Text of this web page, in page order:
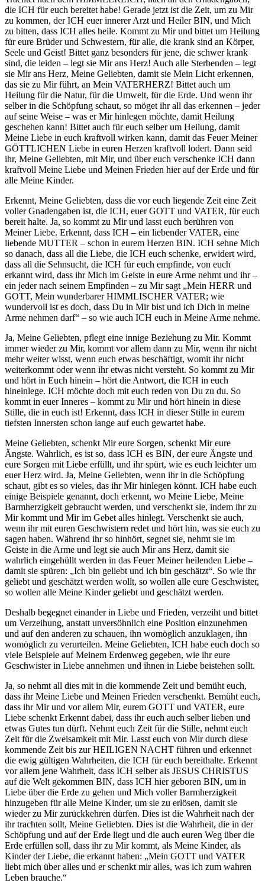
die ICH für euch bereitet habe! Gerade jetzt ist die Zeit, um zu Mir
zu kommen, der ICH euer innerer Arzt und Heiler BIN, und Mich
zu bitten, dass ICH alles heile. Kommt zu Mir und bittet um Heilung
für eure Brüder und Schwestern, für alle, die krank sind an Körper,
Seele und Geist! Bittet ganz besonders für jene, die schwer krank
sind, die leiden – legt sie Mir ans Herz! Auch alle Sterbenden – legt
sie Mir ans Herz, Meine Geliebten, damit sie Mein Licht erkennen,
das sie zu Mir führt, an Mein VATERHERZ! Bittet auch um
Heilung für die Natur, für die Umwelt, für die Erde. Und wenn ihr
selber in die Schöpfung schaut, so möget ihr all das erkennen – jeder
auf seine Weise – was er Mir hinlegen möchte, damit Heilung
geschehen kann! Bittet auch für euch selber um Heilung, damit
Meine Liebe in euch kraftvoll wirken kann, damit das Feuer Meiner
GÖTTLICHEN Liebe in euren Herzen kraftvoll lodert. Dann seid
ihr, Meine Geliebten, mit Mir, und über euch verschenke ICH dann
kraftvoll Meine Liebe und Meinen Frieden hier auf der Erde und für
alle Meine Kinder.
Erkennt, Meine Geliebten, dass die vor euch liegende Zeit eine Zeit
voller Gnadengaben ist, die ICH, euer GOTT und VATER, für euch
bereit halte. Ja, so kommt zu Mir und lasst euch berühren von
Meiner Liebe. Erkennt, dass ICH – ein liebender VATER, eine
liebende MUTTER – schon in eurem Herzen BIN. ICH sehne Mich
so danach, dass all die Liebe, die ICH euch schenke, erwidert wird,
dass all die Sehnsucht, die ICH für euch empfinde, von euch
erkannt wird, dass ihr Mich im Geiste in eure Arme nehmt und ihr –
ein jeder nach seinem Empfinden – zu Mir sagt „Mein HERR und
GOTT, Mein wunderbarer HIMMLISCHER VATER; wie
wundervoll ist es doch, dass Du in Mir bist und ich Dich in meine
Arme nehmen darf“ – so wie auch ICH euch in Meine Arme nehme.
Ja, Meine Geliebten, pflegt eine innige Beziehung zu Mir. Kommt
immer wieder zu Mir, kommt vor allem dann zu Mir, wenn ihr nicht
mehr weiter wisst, wenn euch etwas beschäftigt, womit ihr nicht
weiterkommt oder wenn ihr etwas nicht versteht. So kommt zu Mir
und hört in Euch hinein – hört die Antwort, die ICH in euch
hineinlege. ICH möchte doch mit euch reden von Du zu du. So
kommt in euer Inneres – kommt zu Mir und hört hinein in diese
Stille, die in euch ist! Erkennt, dass ICH in dieser Stille in eurem
tiefsten Innersten schon lange auf euch gewartet habe.
Meine Geliebten, schenkt Mir eure Sorgen, schenkt Mir eure
Ängste. Wahrlich, es ist so, dass ICH es BIN, der eure Ängste und
eure Sorgen mit Liebe erfüllt, und ihr spürt, wie es euch leichter um
euer Herz wird. Ja, Meine Geliebten, wenn ihr in die Schöpfung
schaut, gibt es so vieles, das ihr Mir hinlegen könnt. ICH habe euch
einige Beispiele genannt, doch erkennt, wo Meine Liebe, Meine
Barmherzigkeit gebraucht werden, und verschenkt sie, indem ihr zu
Mir kommt und Mir im Gebet alles hinlegt. Verschenkt sie auch,
wenn ihr mit euren Geschwistern redet und hört hin, was sie euch zu
sagen haben. Während ihr so hinhört, segnet sie, nehmt sie im
Geiste in die Arme und legt sie auch Mir ans Herz, damit sie
wahrlich eingehüllt werden in das Feuer Meiner heilenden Liebe –
damit sie spüren: „Ich bin geliebt und ich bin geschätzt“. So wie ihr
geliebt und geschätzt werden wollt, so wollen alle eure Geschwister,
so wollen alle Meine Kinder geliebt und geschätzt werden.
Deshalb begegnet einander in Liebe und Frieden, verzeiht und bittet
um Verzeihung, anstatt unversöhnlich eine Position einzunehmen
und auf den anderen zu schauen, ihn womöglich anzuklagen, ihn
womöglich zu verurteilen. Meine Geliebten, ICH habe euch doch so
viele Beispiele auf Meinem Erdenweg gegeben, wie ihr eure
Geschwister in Liebe annehmen und ihnen in Liebe beistehen sollt.
Ja, so nehmt all dies mit in die kommende Zeit und bemüht euch,
dass ihr Meine Liebe und Meinen Frieden verschenkt. Bemüht euch,
dass ihr Mir und vor allem Mir, eurem GOTT und VATER, eure
Liebe schenkt Erkennt dabei, dass ihr euch auch selber lieben und
etwas Gutes tun dürft. Nehmt euch Zeit für die Stille, nehmt euch
Zeit für die Zweisamkeit mit Mir. Lasst euch von Mir durch diese
kommende Zeit bis zur HEILIGEN NACHT führen und erkennet
die ewig gültigen Wahrheiten, die ICH für euch bereithalte. Erkennt
vor allem jene Wahrheit, dass ICH selber als JESUS CHRISTUS
auf die Welt gekommen BIN, dass ICH hier geboren BIN, um in
Liebe über die Erde zu gehen und Mich voller Barmherzigkeit
hinzugeben für alle Meine Kinder, um sie zu erlösen, damit sie
wieder zu Mir zurückkehren dürfen. Dies ist die Wahrheit nach der
ihr trachten sollt, Meine Geliebten. Dies ist die Wahrheit, die in der
Schöpfung und auf der Erde liegt und die auch euren Weg über die
Erde erfüllen soll, dass ihr zu Mir kommt, als Meine Kinder, als
Kinder der Liebe, die erkannt haben: „Mein GOTT und VATER
liebt mich über alles und er schenkt mir alles, was ich zum wahren
Leben brauche.“